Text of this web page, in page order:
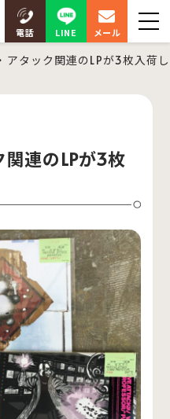
電話 LINE メール
アタック関連のLPが3枚入荷
連のLPが3枚